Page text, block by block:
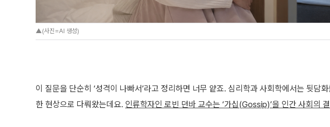
▲(사진=AI 생성)
이 질문을 단순히 ‘성격이 나빠서’라고 정리하면 너무 얕죠. 심리학과 사회학에서는 뒷담
한 현상으로 다뤄왔는데요. 인류학자인 로빈 던바 교수는 ‘가십(Gossip)’을 인간 사회의